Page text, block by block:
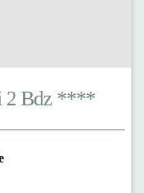
2 Bdz ****